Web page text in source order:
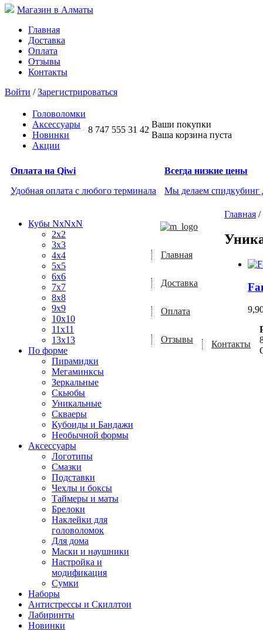
Магазин в Алматы
Главная
Доставка
Оплата
Отзывы
Контакты
Войти /Зарегистрироваться
Головоломки
Аксессуары
Новинки
Акции
8 747 555 31 42
Ваши покупки
Ваша корзина пуста
Оплата на Qiwi
Удобная оплата с любого терминала
Всегда низкие цены
Мы делаем спидкубинг
Кубы NxNxN
2x2
3x3
4x4
5x5
6x6
7x7
8x8
9x9
10x10
11x11
13x13
По форме
Пирамидки
Мегаминксы
Зеркальные
Скьюбы
Уникальные
Скваеры
Кубоиды и Бандажи
Необычной формы
Аксессуары
Логотипы
Смазки
Подставки
Чехлы и боксы
Таймеры и маты
Брелоки
Наклейки для
головоломок
Для дома
Маски и наушники
Настройка и
модификация
Сумки
Наборы
Антистрессы и Скиллтои
Лабиринты
Новинки
Главная /
Главная
Доставка
Оплата
Отзывы Контакты